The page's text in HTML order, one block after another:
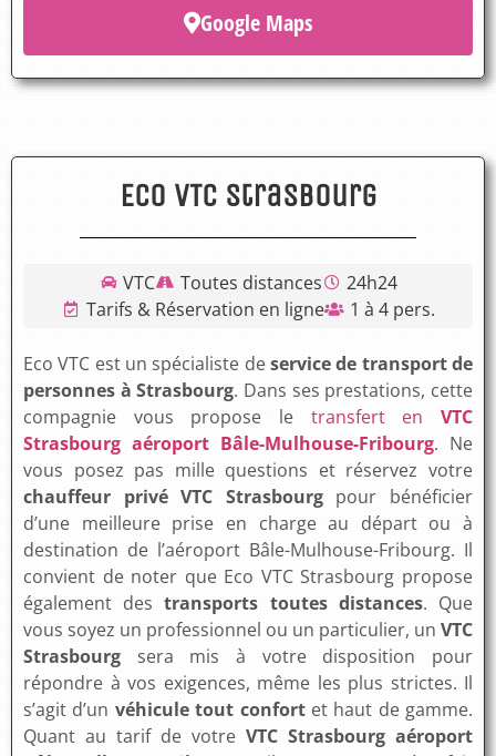
Google Maps
Eco VTC Strasbourg
VTC Toutes distances
24h24
Tarifs & Réservation en ligne
1 à 4 pers.
Eco VTC est un spécialiste deservice de transport de
personnes à Strasbourg. Dans ses prestations, cette
compagnie vous propose le transfert enVTC
Strasbourg aéroport Bâle-Mulhouse-Fribourg. Ne
vous posez pas mille questions et réservez votre
chauffeur privé VTC Strasbourgpour bénéficier
d’une meilleure prise en charge au départ ou à
destination de l’aéroport Bâle-Mulhouse-Fribourg. Il
convient de noter que Eco VTC Strasbourg propose
également destransports toutes distances. Que
vous soyez un professionnel ou un particulier, un VTC
Strasbourg sera mis à votre disposition pour
répondre à vos exigences, même les plus strictes. Il
s’agit d’un véhicule tout confortet haut de gamme.
Quant au tarif de votre VTC Strasbourg aéroport